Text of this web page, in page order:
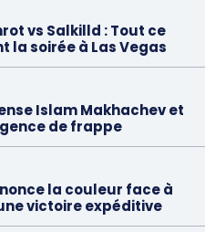
vs Salkilld : Tout ce
la soirée à Las Vegas
Islam Makhachev et
de frappe
la couleur face à
victoire expéditive